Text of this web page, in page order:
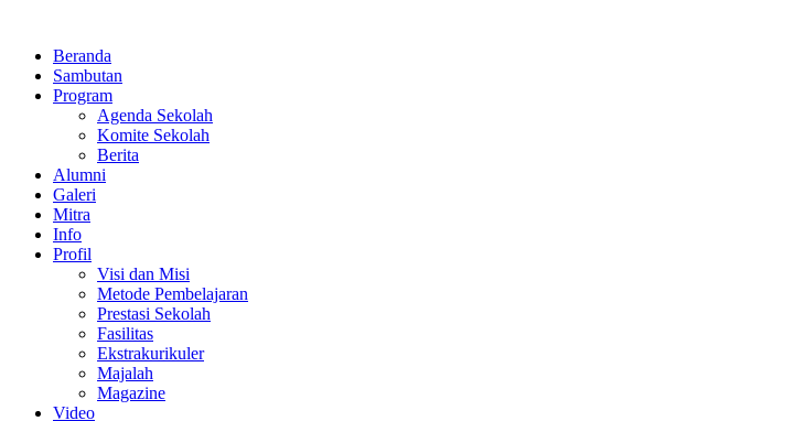
kontenBeranda
Sambutan
Program
Agenda Sekolah
Komite Sekolah
Berita
Alumni
Galeri
Mitra
Info
Profil
Visi dan Misi
Metode Pembelajaran
Prestasi Sekolah
Fasilitas
Ekstrakurikuler
Majalah
Magazine
Video